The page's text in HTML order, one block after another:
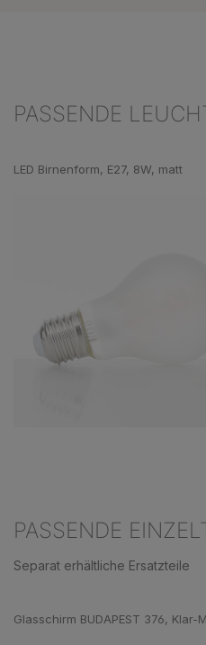
PASSENDE
LED Birnenform, E27, 8W, matt
PASSENDE
Separat erhältliche Ersatzteile
Glasschirm BUDAPEST 376, Klar-